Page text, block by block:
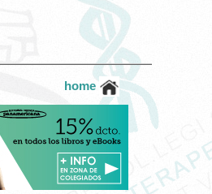
home